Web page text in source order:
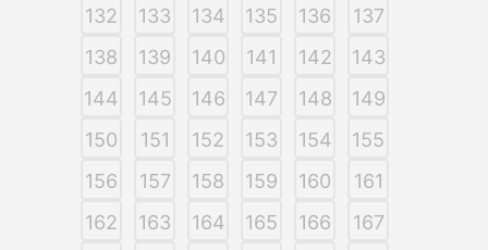
132
133 134 135 136
137
138
139 140 141 142
143
144
145 146 147 148
149
150
151 152 153 154
155
156
157 158 159 160
161
162
163 164 165 166
167